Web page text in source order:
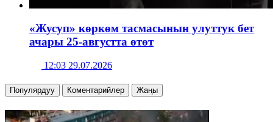
«Жусуп» көркөм тасмасынын улуттук бет
ачары 25-августта өтөт
12:03 29.07.2026
Популярдуу Коментарийлер Жаңы